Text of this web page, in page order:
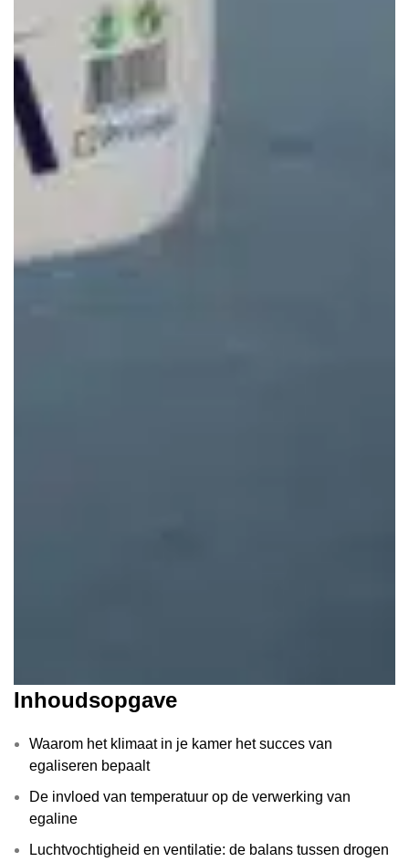
Inhoudsopgave
Waarom het klimaat in je kamer het succes van
egaliseren bepaalt
De invloed van temperatuur op de verwerking van
egaline
Luchtvochtigheid en ventilatie: de balans tussen drogen